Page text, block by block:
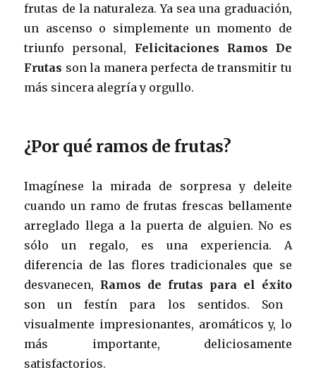
frutas de la naturaleza. Ya sea una graduación,
un ascenso o simplemente un momento de
triunfo personal, Felicitaciones Ramos De
Frutas son la manera perfecta de transmitir tu
más sincera alegría y orgullo.
¿Por qué ramos de frutas?
Imagínese la mirada de sorpresa y deleite
cuando un ramo de frutas frescas bellamente
arreglado llega a la puerta de alguien. No es
sólo un regalo, es una experiencia. A
diferencia de las flores tradicionales que se
desvanecen, Ramos de frutas para el éxito
son un festín para los sentidos. Son
visualmente impresionantes, aromáticos y, lo
más importante, deliciosamente
satisfactorios.